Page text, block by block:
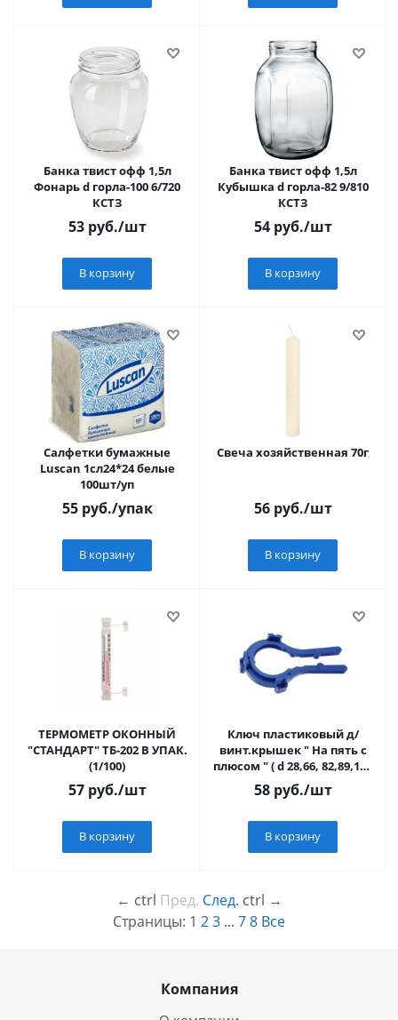
Банка твист офф 1,5л
Фонарь d горла-100 6/720
КСТЗ
53руб./шт
В корзину
Банка твист офф 1,5л
Кубышка d горла-82 9/810
КСТЗ
54руб./шт
В корзину
Салфетки бумажные
Luscan 1сл24*24 белые
100шт/уп
55руб./упак
В корзину
Свеча хозяйственная 70г
56руб./шт
В корзину
ТЕРМОМЕТР ОКОННЫЙ
"СТАНДАРТ" ТБ-202 В УПАК.
(1/100)
57руб./шт
В корзину
Ключ пластиковый д/
винт.крышек " На пять с
плюсом " ( d 28,66, 82,89,100
) 5/60
58руб./шт
В корзину
← ctrl Пред. След. ctrl →
Страницы: 1 23 ... 78 Все
Компания